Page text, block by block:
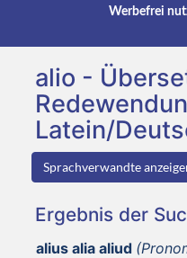
Werbefrei
alio -
Latein/
Sprachverwandte
Ergebnis der
alius alia aliud